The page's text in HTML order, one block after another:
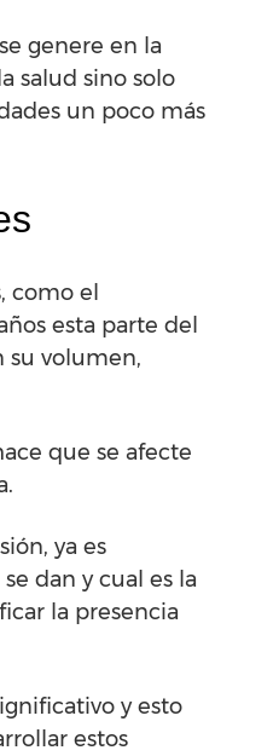
genere en la
salud sino solo
un poco más
como el
esta parte del
su volumen,
que se afecte
ya es
dan y cual es la
la presencia
y esto
estos